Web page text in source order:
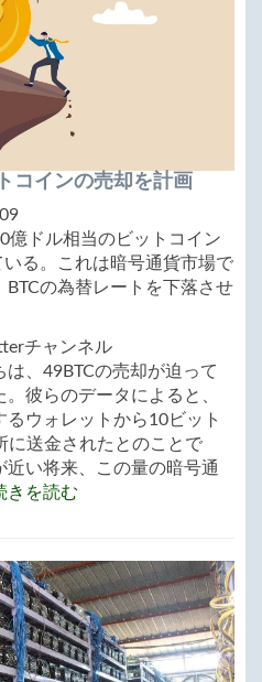
コインの売却を計画
億ドル相当のビットコイン
いる。これは暗号通貨市場で
の為替レートを下落させ
チャンネル
、49BTCの売却が迫って
彼らのデータによると、
ウォレットから10ビット
に送金されたとのことで
い将来、この量の暗号通
きを読む